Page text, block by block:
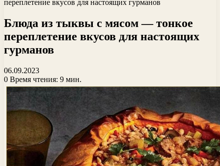
переплетение вкусов для настоящих гурманов
Блюда из тыквы с мясом — тонкое
переплетение вкусов для настоящих
гурманов
06.09.2023
0 Время чтения: 9 мин.